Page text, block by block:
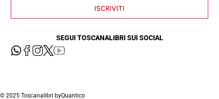
ISCRIVITI
SEGUI TOSCANALIBRI SUI SOCIAL
© 2025 Toscanalibri byQuantico